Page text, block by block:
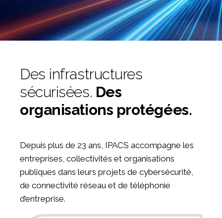
Des infrastructures
sécurisées. Des
organisations protégées.
Depuis plus de 23 ans, IPACS accompagne les
entreprises, collectivités et organisations
publiques dans leurs projets de cybersécurité,
de connectivité réseau et de téléphonie
d’entreprise.